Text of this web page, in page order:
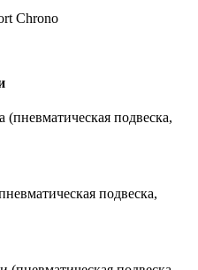
Chrono
(пневматическая подвеска,
подвеска,